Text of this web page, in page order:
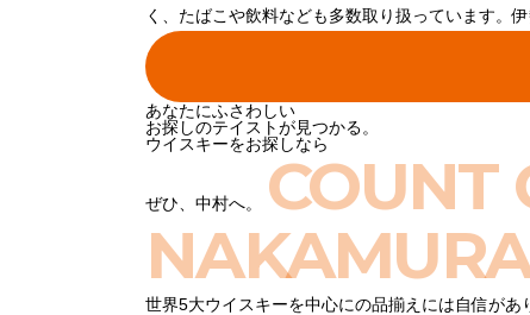
く、たばこや飲料なども多数取り扱っています。
あなたにふさわしい
お探しのテイストが見つかる。
ウイスキーをお探しなら
ぜひ、中村へ。
COUNT
NAKAMURA
世界5大ウイスキーを中心にの品揃えには自信が